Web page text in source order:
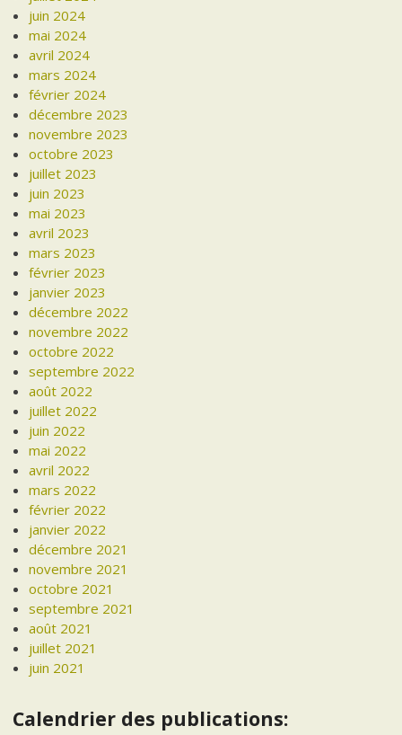
juin 2024
mai 2024
avril 2024
mars 2024
février 2024
décembre 2023
novembre 2023
octobre 2023
juillet 2023
juin 2023
mai 2023
avril 2023
mars 2023
février 2023
janvier 2023
décembre 2022
novembre 2022
octobre 2022
septembre 2022
août 2022
juillet 2022
juin 2022
mai 2022
avril 2022
mars 2022
février 2022
janvier 2022
décembre 2021
novembre 2021
octobre 2021
septembre 2021
août 2021
juillet 2021
juin 2021
Calendrier des publications: